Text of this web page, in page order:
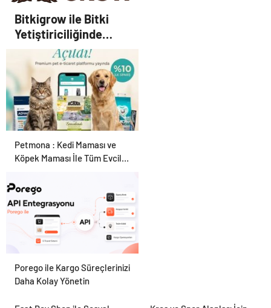
Bitkigrow ile Bitki
Yetiştiriciliğinde
Doğru Ekipman ve
Ürün Seçimi
Petmona : Kedi Maması ve
Köpek Maması İle Tüm Evcil
Porego ile Kargo Süreçlerinizi
Daha Kolay Yönetin